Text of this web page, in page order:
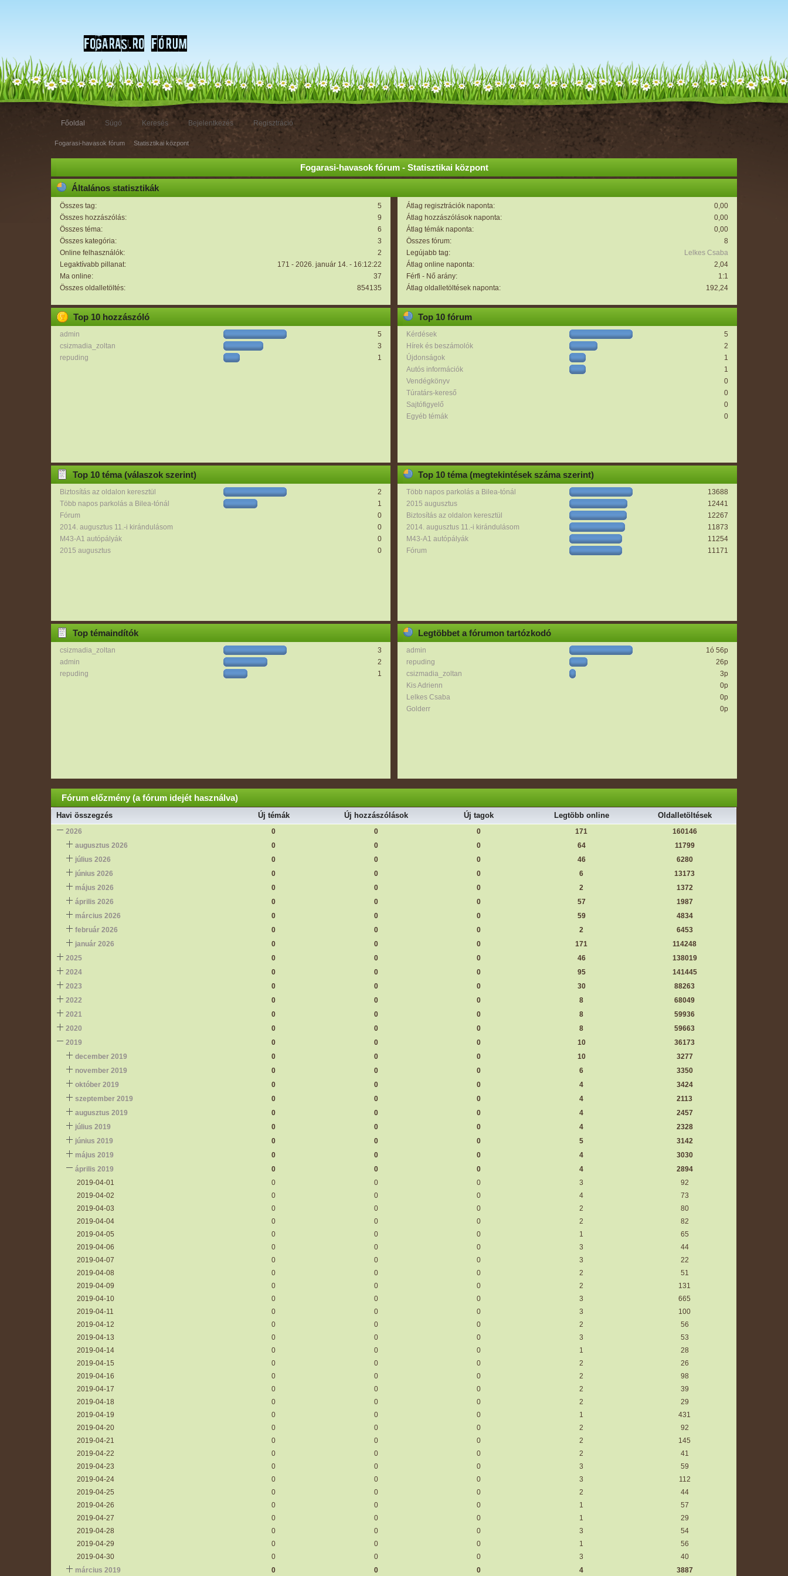
Főoldal Súgó Keresés Bejelentkezés Regisztráció
Fogarasi-havasok fórum Statisztikai központ
Fogarasi-havasok fórum - Statisztikai központ
Általános statisztikák
Összes tag:
5
Összes hozzászólás:
9
Összes téma:
6
Összes kategória:
3
Online felhasználók:
2
Legaktívabb pillanat:
171 - 2026. január 14. - 16:12:22
Ma online:
37
Összes oldalletöltés:
854135
Átlag regisztrációk naponta:
0,00
Átlag hozzászólások naponta:
0,00
Átlag témák naponta:
0,00
Összes fórum:
8
Legújabb tag:
Lelkes Csaba
Átlag online naponta:
2,04
Férfi - Nő arány:
1:1
Átlag oldalletöltések naponta:
192,24
Top 10 hozzászóló
admin
5
csizmadia_zoltan
3
repuding
1
Top 10 fórum
Kérdések
5
Hírek és beszámolók
2
Újdonságok
1
Autós információk
1
Vendégkönyv
0
Túratárs-kereső
0
Sajtófigyelő
0
Egyéb témák
0
Top 10 téma (válaszok szerint)
Biztosítás az oldalon keresztül
2
Több napos parkolás a Bilea-tónál
1
Fórum
0
2014. augusztus 11.-i kirándulásom
0
M43-A1 autópályák
0
2015 augusztus
0
Top 10 téma (megtekintések száma szerint)
Több napos parkolás a Bilea-tónál
13688
2015 augusztus
12441
Biztosítás az oldalon keresztül
12267
2014. augusztus 11.-i kirándulásom
11873
M43-A1 autópályák
11254
Fórum
11171
Top témaindítók
csizmadia_zoltan
3
admin
2
repuding
1
Legtöbbet a fórumon tartózkodó
admin
1ó 56p
repuding
26p
csizmadia_zoltan
3p
Kis Adrienn
0p
Lelkes Csaba
0p
Golderr
0p
Fórum előzmény (a fórum idejét használva)
Havi összegzés Új témák Új hozzászólások Új tagok Legtöbb online Oldalletöltések
2026 0 0 0 171
160146
augusztus 2026
0 0 0 64
11799
július 2026
0 0 0 46
6280
június 2026
0 0 0 6
13173
május 2026
0 0 0 2
1372
április 2026
0 0 0 57
1987
március 2026
0 0 0 59
4834
február 2026
0 0 0 2
6453
január 2026
0 0 0 171
114248
2025
0 0 0 46
138019
2024
0 0 0 95
141445
2023
0 0 0 30
88263
2022
0 0 0 8
68049
2021
0 0 0 8
59936
2020
0 0 0 8
59663
2019
0 0 0 10
36173
december 2019
0 0 0 10
3277
november 2019
0 0 0 6
3350
október 2019
0 0 0 4
3424
szeptember 2019
0 0 0 4
2113
augusztus 2019
0 0 0 4
2457
július 2019
0 0 0 4
2328
június 2019
0 0 0 5
3142
május 2019
0 0 0 4
3030
április 2019
0 0 0 4
2894
2019-04-01
0 0 0 3
92
2019-04-02
0 0 0 4
73
2019-04-03
0 0 0 2
80
2019-04-04
0 0 0 2
82
2019-04-05
0 0 0 1
65
2019-04-06
0 0 0 3
44
2019-04-07
0 0 0 3
22
2019-04-08
0 0 0 2
51
2019-04-09
0 0 0 2
131
2019-04-10
0 0 0 3
665
2019-04-11
0 0 0 3
100
2019-04-12
0 0 0 2
56
2019-04-13
0 0 0 3
53
2019-04-14
0 0 0 1
28
2019-04-15
0 0 0 2
26
2019-04-16
0 0 0 2
98
2019-04-17
0 0 0 2
39
2019-04-18
0 0 0 2
29
2019-04-19
0 0 0 1
431
2019-04-20
0 0 0 2
92
2019-04-21
0 0 0 2
145
2019-04-22
0 0 0 2
41
2019-04-23
0 0 0 3
59
2019-04-24
0 0 0 3
112
2019-04-25
0 0 0 2
44
2019-04-26
0 0 0 1
57
2019-04-27
0 0 0 1
29
2019-04-28
0 0 0 3
54
2019-04-29
0 0 0 1
56
2019-04-30
0 0 0 3
40
március 2019
0 0 0 4 3887